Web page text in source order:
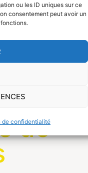
ou les ID uniques sur ce
consentement peut avoir un
de confidentialité
de